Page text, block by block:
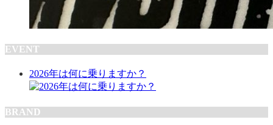
EVENT
2026年は何に乗りますか？
BRAND